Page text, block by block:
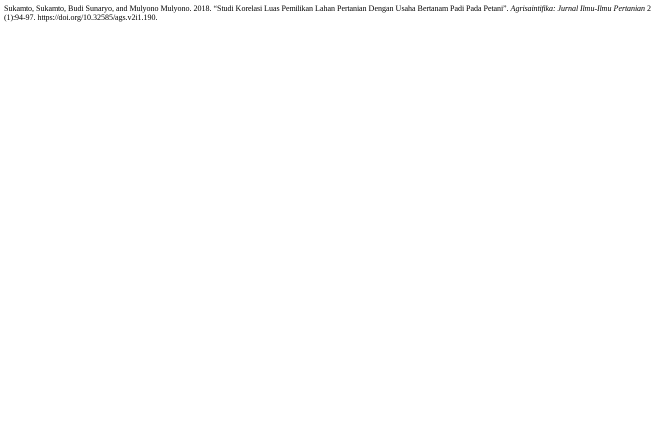
Sukamto, Sukamto, Budi Sunaryo, and Mulyono Mulyono. 2018. “Studi Korelasi Luas Pemilikan Lahan Pertanian Dengan Usaha Bertanam Padi Pada Petani”. Agrisaintifika: Jurnal Ilmu-Ilmu Pertanian 2
(1):94-97. https://doi.org/10.32585/ags.v2i1.190.